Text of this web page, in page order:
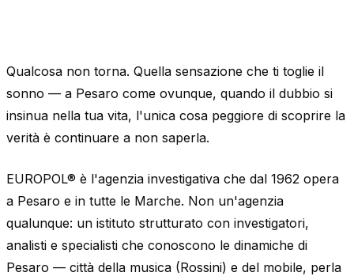
Qualcosa non torna. Quella sensazione che ti toglie il
sonno — a Pesaro come ovunque, quando il dubbio si
insinua nella tua vita, l'unica cosa peggiore di scoprire la
verità è continuare a non saperla.
EUROPOL® è l'agenzia investigativa che dal 1962 opera
a Pesaro e in tutte le Marche. Non un'agenzia
qualunque: un istituto strutturato con investigatori,
analisti e specialisti che conoscono le dinamiche di
Pesaro — città della musica (Rossini) e del mobile, perla